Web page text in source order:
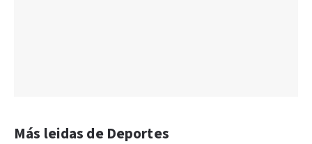
Más leidas de Deportes